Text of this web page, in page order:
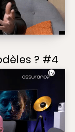
? #4